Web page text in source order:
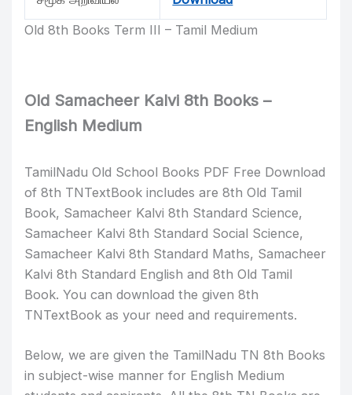
Old 8th Books Term III – Tamil Medium
Old Samacheer Kalvi 8th Books –
English Medium
TamilNadu Old School Books PDF Free Download
of 8th TNTextBook includes are 8th Old Tamil
Book, Samacheer Kalvi 8th Standard Science,
Samacheer Kalvi 8th Standard Social Science,
Samacheer Kalvi 8th Standard Maths, Samacheer
Kalvi 8th Standard English and 8th Old Tamil
Book. You can download the given 8th
TNTextBook as your need and requirements.
Below, we are given the TamilNadu TN 8th Books
in subject-wise manner for English Medium